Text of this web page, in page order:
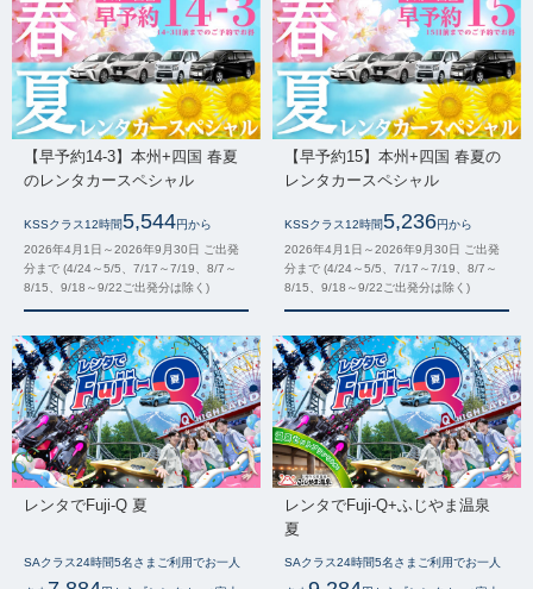
【早予約14-3】本州+四国 春夏
のレンタカースペシャル
KSSクラス12時間5,544円から
2026年4月1日～2026年9月30日 ご出発
分まで (4/24～5/5、7/17～7/19、8/7～
8/15、9/18～9/22ご出発分は除く)
【早予約15】本州+四国 春夏の
レンタカースペシャル
KSSクラス12時間5,236円から
2026年4月1日～2026年9月30日 ご出発
分まで (4/24～5/5、7/17～7/19、8/7～
8/15、9/18～9/22ご出発分は除く)
レンタでFuji-Q 夏
SAクラス24時間5名さまご利用でお一人
レンタでFuji-Q+ふじやま温泉
夏
SAクラス24時間5名さまご利用でお一人